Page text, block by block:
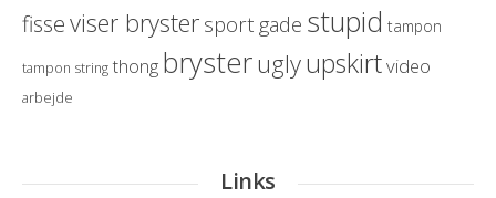
fisseviser bryster sport gade stupid tampon
tampon string thong brysteruglyupskirtvideo
arbejde
Links